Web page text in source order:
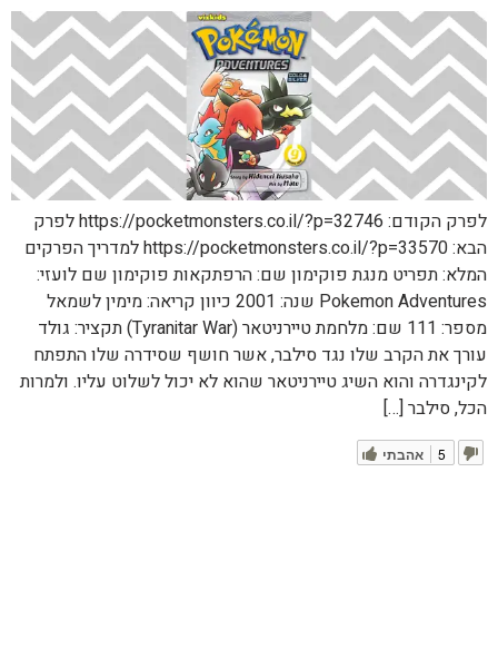
לפרק הקודם: https://pocketmonsters.co.il/?p=32746 לפרק
הבא: https://pocketmonsters.co.il/?p=33570 למדריך הפרקים
המלא: תפריט מנגת פוקימון שם: הרפתקאות פוקימון שם לועזי:
Pokemon Adventures שנה: 2001 כיוון קריאה: מימין לשמאל
מספר: 111 שם: מלחמת טיירניטאר (Tyranitar War) תקציר: גולד
עורך את הקרב שלו נגד סילבר, אשר חושף שסידרה שלו התפתח
לקינגדרה והוא השיג טיירניטאר שהוא לא יכול לשלוט עליו. ולמרות
הכל, סילבר […]
אהבתי 5